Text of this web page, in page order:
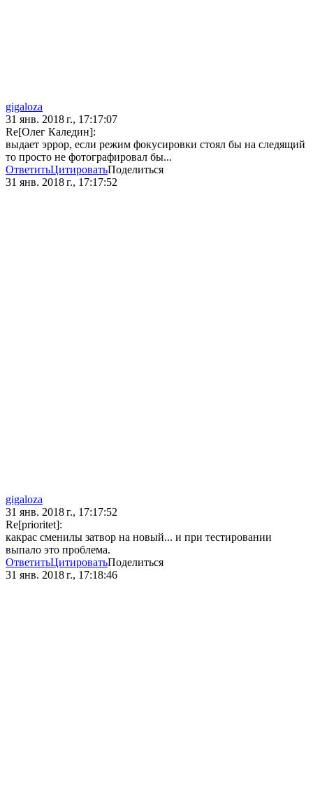
gigaloza
31 янв. 2018 г., 17:17:07
Re[Олег Каледин]:
выдает эррор, если режим фокусировки стоял бы на следящий
то просто не фотографировал бы...
ОтветитьЦитироватьПоделиться
31 янв. 2018 г., 17:17:52
gigaloza
31 янв. 2018 г., 17:17:52
Re[prioritet]:
какрас сменилы затвор на новый... и при тестировании
выпало это проблема.
ОтветитьЦитироватьПоделиться
31 янв. 2018 г., 17:18:46